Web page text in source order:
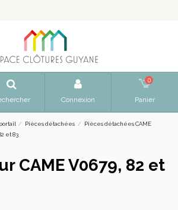
Connexion
0
Panier
Pièces détachées
Pièces détachées CAME
et 83
CAME V0679, 82 et